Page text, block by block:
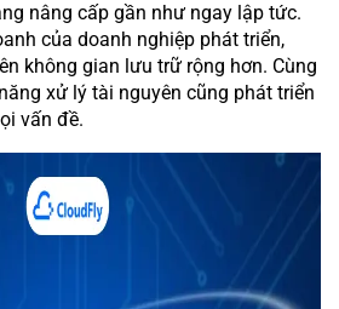
nâng cấp gần như ngay lập tức.
của doanh nghiệp phát triển,
không gian lưu trữ rộng hơn. Cùng
xử lý tài nguyên cũng phát triển
vấn đề.